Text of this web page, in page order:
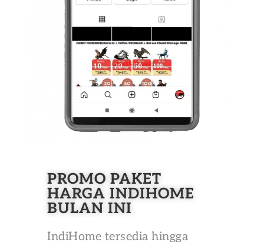
PROMO PAKET
HARGA INDIHOME
BULAN INI
IndiHome tersedia hingga